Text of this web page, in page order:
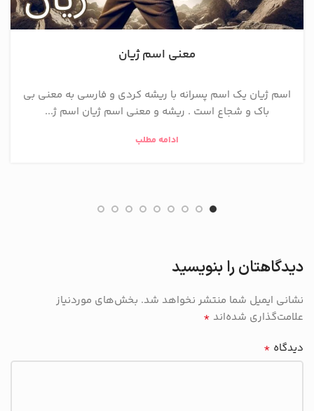
معنی اسم ژیان
اسم ژیان یک اسم پسرانه با ریشه کردی و فارسی به معنی بی
باک و شجاع است . ریشه و معنی اسم ژیان اسم ژ...
ادامه مطلب
دیدگاهتان را بنویسید
نشانی ایمیل شما منتشر نخواهد شد. بخش‌های موردنیاز
علامت‌گذاری شده‌اند *
دیدگاه *